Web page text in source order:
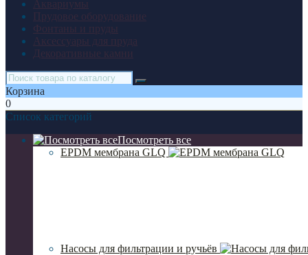
Аквариумы
Прудовое оборудование
Фонтаны и пруды
Аксессуары для пруда
Декоративные камни
Корзина
0
Список категорий
Посмотреть все
EPDM мембрана GLQ
Насосы для фильтрации и ручьёв